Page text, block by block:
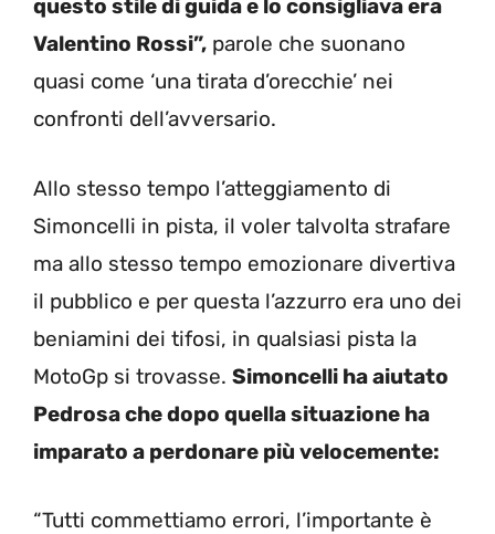
questo stile di guida e lo consigliava era
Valentino Rossi”, parole che suonano
quasi come ‘una tirata d’orecchie’ nei
confronti dell’avversario.
Allo stesso tempo l’atteggiamento di
Simoncelli in pista, il voler talvolta strafare
ma allo stesso tempo emozionare divertiva
il pubblico e per questa l’azzurro era uno dei
beniamini dei tifosi, in qualsiasi pista la
MotoGp si trovasse. Simoncelli ha aiutato
Pedrosa che dopo quella situazione ha
imparato a perdonare più velocemente:
“Tutti commettiamo errori, l’importante è